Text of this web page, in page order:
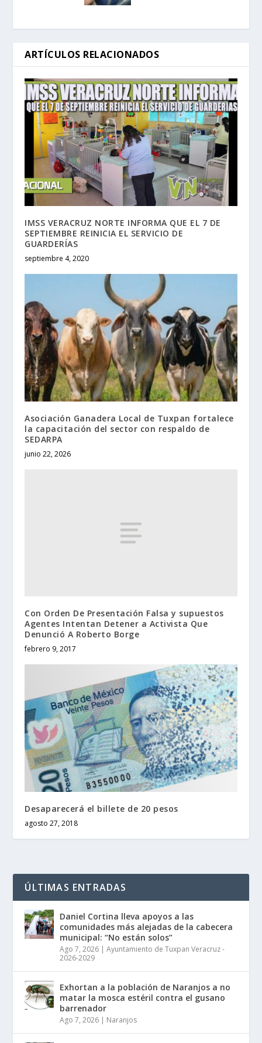
ARTÍCULOS RELACIONADOS
IMSS VERACRUZ NORTE INFORMA QUE EL 7 DE
SEPTIEMBRE REINICIA EL SERVICIO DE
GUARDERÍAS
septiembre 4, 2020
Asociación Ganadera Local de Tuxpan fortalece
la capacitación del sector con respaldo de
SEDARPA
junio 22, 2026
Con Orden De Presentación Falsa y supuestos
Agentes Intentan Detener a Activista Que
Denunció A Roberto Borge
febrero 9, 2017
Desaparecerá el billete de 20 pesos
agosto 27, 2018
ÚLTIMAS ENTRADAS
Daniel Cortina lleva apoyos a las
comunidades más alejadas de la cabecera
municipal: “No están solos”
Ago 7, 2026 |Ayuntamiento de Tuxpan Veracruz -
2026-2029
Exhortan a la población de Naranjos a no
matar la mosca estéril contra el gusano
barrenador
Ago 7, 2026 | Naranjos